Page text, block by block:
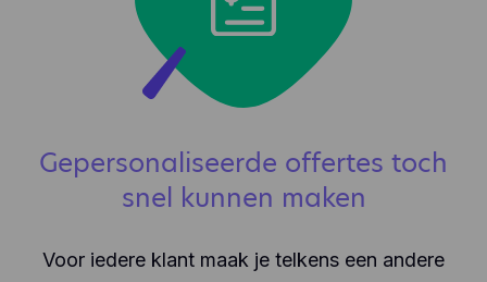
Gepersonaliseerde offertes toch
snel kunnen maken
Voor iedere klant maak je telkens een andere